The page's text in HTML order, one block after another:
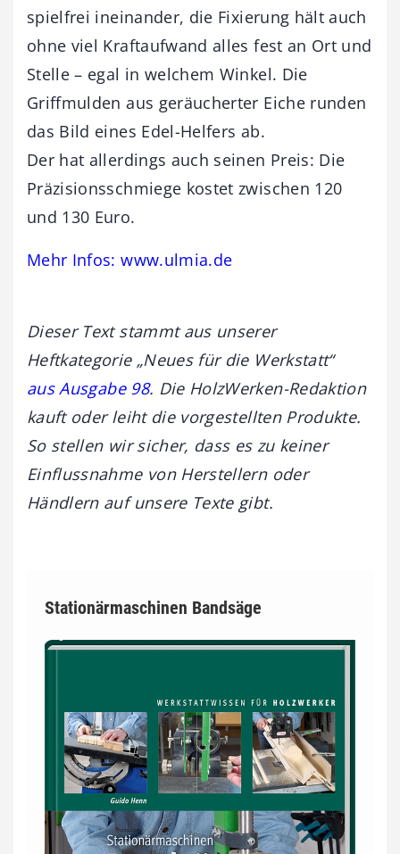
spielfrei ineinander, die Fixierung hält auch
ohne viel Kraftaufwand alles fest an Ort und
Stelle – egal in welchem Winkel. Die
Griffmulden aus geräucherter Eiche runden
das Bild eines Edel-Helfers ab.
Der hat allerdings auch seinen Preis: Die
Präzisionsschmiege kostet zwischen 120
und 130 Euro.
Mehr Infos: www.ulmia.de
Dieser Text stammt aus unserer
Heftkategorie „Neues für die Werkstatt“
aus Ausgabe 98. Die HolzWerken-Redaktion
kauft oder leiht die vorgestellten Produkte.
So stellen wir sicher, dass es zu keiner
Einflussnahme von Herstellern oder
Händlern auf unsere Texte gibt.
Stationärmaschinen Bandsäge